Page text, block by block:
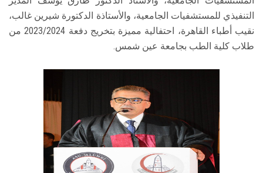
التنفيذي للمستشفيات الجامعية، والأستاذة الدكتورة شيرين غالب،
نقيب أطباء القاهرة، احتفالية مميزة بتخريج دفعة 2023/2024 من
طلاب كلية الطب بجامعة عين شمس.